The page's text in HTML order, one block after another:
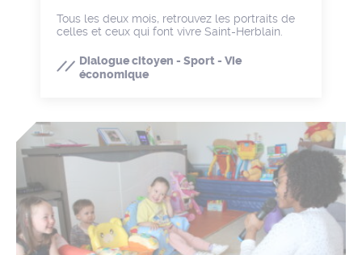
Tous les deux mois, retrouvez les portraits de
celles et ceux qui font vivre Saint-Herblain.
Dialogue citoyen - Sport - Vie
économique